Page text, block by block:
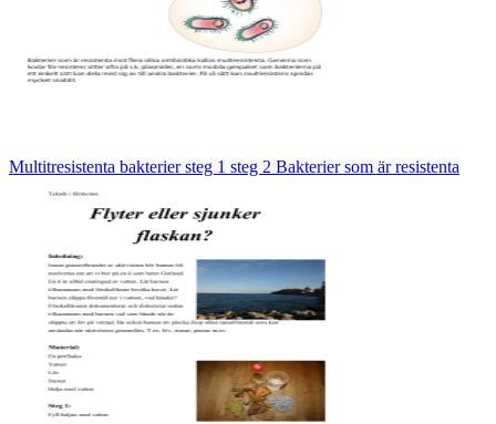
Multitresistenta bakterier steg 1 steg 2 Bakterier som är resistenta